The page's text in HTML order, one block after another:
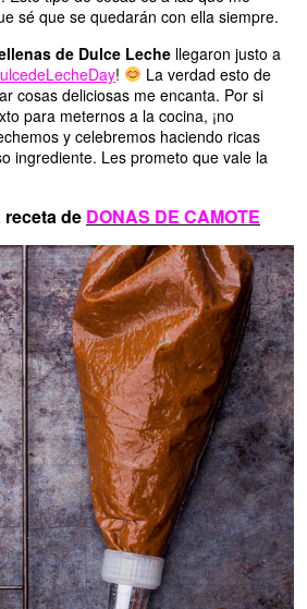
sé que se quedarán con ella siempre.
de Dulce Leche llegaron justo a
!
La verdad esto de
cosas deliciosas me encanta. Por si
para meternos a la cocina, ¡no
y celebremos haciendo ricas
ingrediente. Les prometo que vale la
de DONAS DE CAMOTE